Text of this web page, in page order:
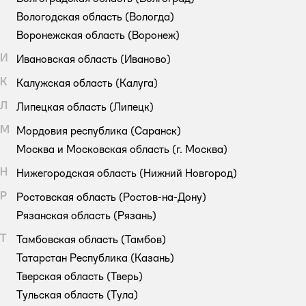
Вологодская область (Вологда)
Воронежская область (Воронеж)
И
Ивановская область (Иваново)
К
Калужская область (Калуга)
Л
Липецкая область (Липецк)
М
Мордовия республика (Саранск)
Москва и Московская область (г. Москва)
Н
Нижегородская область (Нижний Новгород)
Р
Ростовская область (Ростов-на-Дону)
Рязанская область (Рязань)
Т
Тамбовская область (Тамбов)
Татарстан Республика (Казань)
Тверская область (Тверь)
Тульская область (Тула)